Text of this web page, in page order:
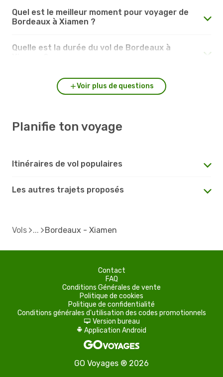
Quel est le meilleur moment pour voyager de
Bordeaux à Xiamen ?
Quelle est la durée du vol de Bordeaux à
Voir plus de questions
Planifie ton voyage
Itinéraires de vol populaires
Les autres trajets proposés
Vols Bordeaux - Xiamen
Contact
FAQ
Conditions Générales de vente
Politique de cookies
Politique de confidentialité
Conditions générales d'utilisation des codes promotionnels
d Version bureau
A Application Android
GO Voyages ® 2026